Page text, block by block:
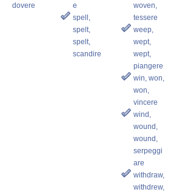
dovere
e
spell,
spelt,
spelt,
scandire
woven,
tessere
weep,
wept,
wept,
piangere
win, won,
won,
vincere
wind,
wound,
wound,
serpeggi
are
withdraw,
withdrew,